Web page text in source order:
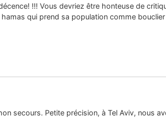
!!! Vous devriez être honteuse de
qui prend sa population comme
secours. Petite précision, à Tel Aviv, nous